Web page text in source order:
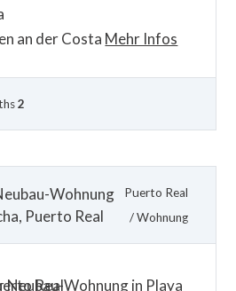
an der Costa Mehr Infos
2
Wohnung
Puerto Real
Puerto Real
/Wohnung